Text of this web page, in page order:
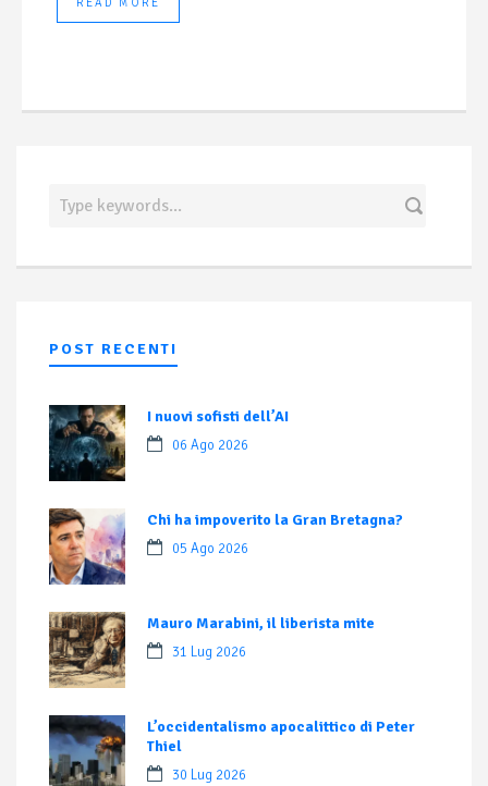
READ MORE
POST RECENTI
I nuovi sofisti dell’AI
06 Ago 2026
Chi ha impoverito la Gran Bretagna?
05 Ago 2026
Mauro Marabini, il liberista mite
31 Lug 2026
L’occidentalismo apocalittico di Peter
Thiel
30 Lug 2026